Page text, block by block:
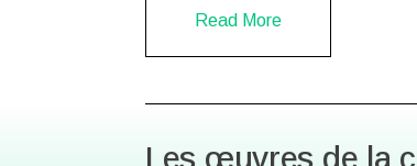
Read More
Read More
Read More
Les œuvres de la